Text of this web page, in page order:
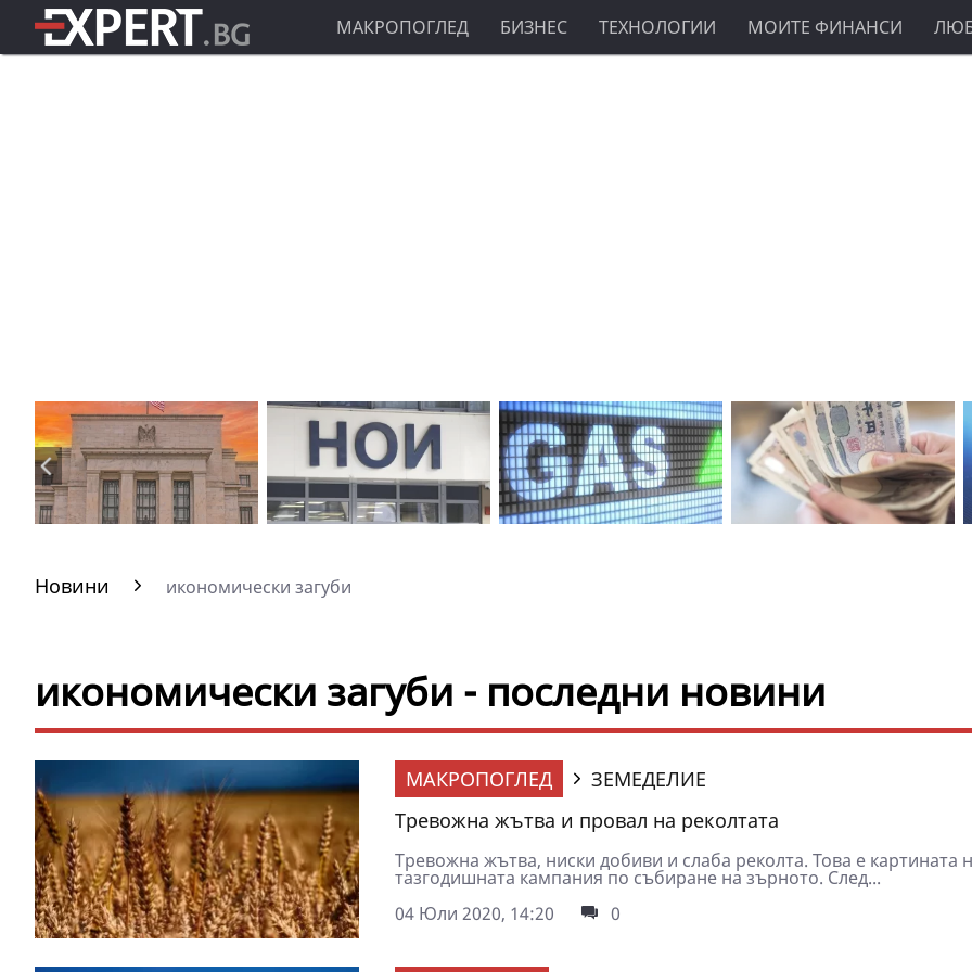
МАКРОПОГЛЕД БИЗНЕС ТЕХНОЛОГИИ МОИТЕ ФИНАНСИ
Новини икономически загуби
икономически загуби - последни новини
МАКРОПОГЛЕД
ЗЕМЕДЕЛИЕ
Тревожна жътва и провал на реколтата
Тревожна жътва, ниски добиви и слаба реколта. Това е картината
тазгодишната кампания по събиране на зърното. След...
04 Юли 2020, 14:20
0